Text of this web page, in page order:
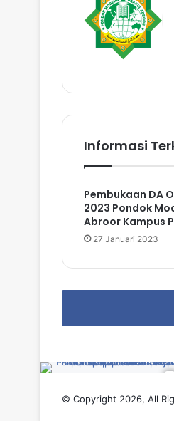
Informasi
Pembukaan DA
2023 Pondok
Abroor Kampus
27 Januari 2023
© Copyright 2026, All